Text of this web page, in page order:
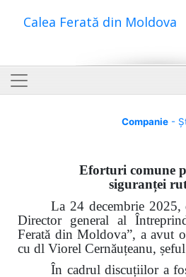
Calea Ferată din Moldova
Companie-
Eforturi comune
siguranței
La 24 decembrie
Director general al
Ferată din Moldova”, a avut
cu dl Viorel Cernăuțeanu,
În cadrul discuțiilor a